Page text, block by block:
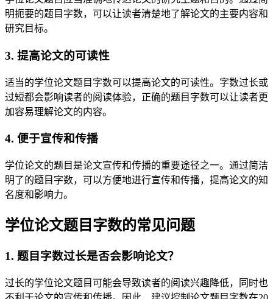
明扼要的题目字数，可以让读者清楚地了解论文的主要内容和
研究目标。
3. 提高论文的可读性
适当的学位论文题目字数可以提高论文的可读性。字数过长或
过短都会影响读者的阅读体验，正确的题目字数可以让读者更
加容易理解论文的内容。
4. 便于宣传和传播
学位论文的题目是论文宣传和传播的重要途径之一。通过简洁
明了的题目字数，可以方便地进行宣传和传播，提高论文的知
名度和影响力。
学位论文题目字数的常见问题
1. 题目字数过长是否会影响论文？
过长的学位论文题目可能会导致读者的阅读兴趣降低，同时也